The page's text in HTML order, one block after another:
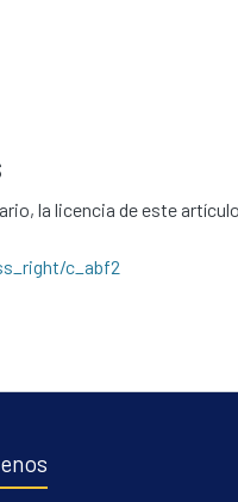
la licencia de este artículo
c_abf2